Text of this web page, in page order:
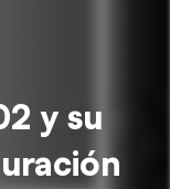
y su